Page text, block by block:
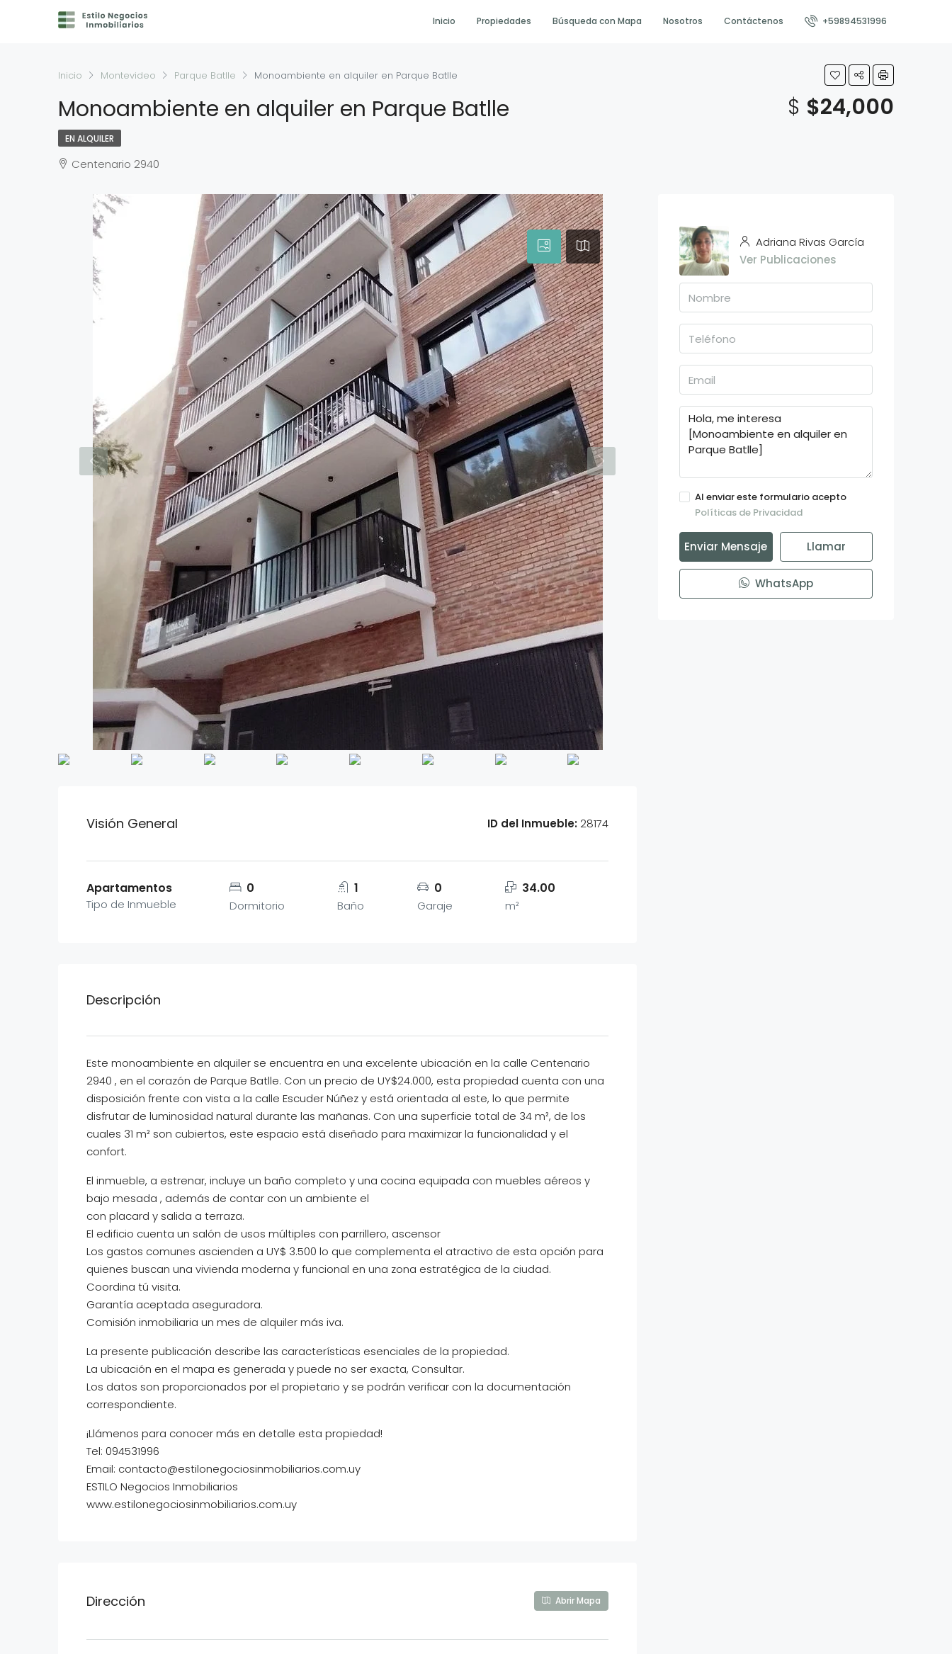
Inicio Propiedades Búsqueda con Mapa Nosotros Contáctenos +59894531996
Inicio Montevideo Parque Batlle Monoambiente en alquiler en Parque Batlle
Monoambiente en alquiler en Parque Batlle $ $24,000
EN ALQUILER
Centenario 2940
Visión General ID del Inmueble: 28174
Apartamentos
Tipo de Inmueble
0
Dormitorio
1
Baño
0
Garaje
34.00
m²
Descripción
Este monoambiente en alquiler se encuentra en una excelente ubicación en la calle Centenario
2940 , en el corazón de Parque Batlle. Con un precio de UY$24.000, esta propiedad cuenta con una
disposición frente con vista a la calle Escuder Núñez y está orientada al este, lo que permite
disfrutar de luminosidad natural durante las mañanas. Con una superficie total de 34 m², de los
cuales 31 m² son cubiertos, este espacio está diseñado para maximizar la funcionalidad y el
confort.
El inmueble, a estrenar, incluye un baño completo y una cocina equipada con muebles aéreos y
bajo mesada , además de contar con un ambiente el
con placard y salida a terraza.
El edificio cuenta un salón de usos múltiples con parrillero, ascensor
Los gastos comunes ascienden a UY$ 3.500 lo que complementa el atractivo de esta opción para
quienes buscan una vivienda moderna y funcional en una zona estratégica de la ciudad.
Coordina tú visita.
Garantía aceptada aseguradora.
Comisión inmobiliaria un mes de alquiler más iva.
La presente publicación describe las características esenciales de la propiedad.
La ubicación en el mapa es generada y puede no ser exacta, Consultar.
Los datos son proporcionados por el propietario y se podrán verificar con la documentación
correspondiente.
¡Llámenos para conocer más en detalle esta propiedad!
Tel: 094531996
Email: contacto@estilonegociosinmobiliarios.com.uy
ESTILO Negocios Inmobiliarios
www.estilonegociosinmobiliarios.com.uy
Dirección Abrir Mapa
Adriana Rivas García
Ver Publicaciones
Al enviar este formulario acepto
Políticas de Privacidad
Enviar Mensaje Llamar
WhatsApp